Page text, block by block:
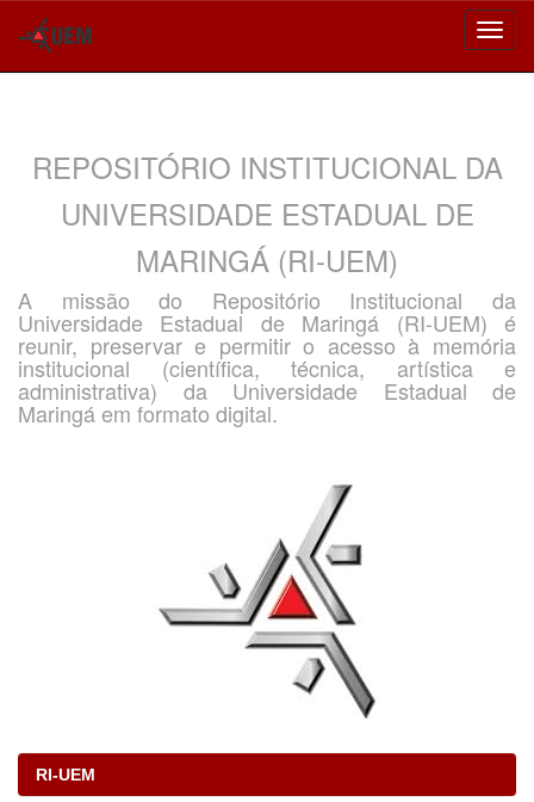
REPOSITÓRIO INSTITUCIONAL DA
UNIVERSIDADE ESTADUAL DE
MARINGÁ (RI-UEM)
A missão do Repositório Institucional da
Universidade Estadual de Maringá (RI-UEM) é
reunir, preservar e permitir o acesso à memória
institucional (científica, técnica, artística e
administrativa) da Universidade Estadual de
Maringá em formato digital.
RI-UEM